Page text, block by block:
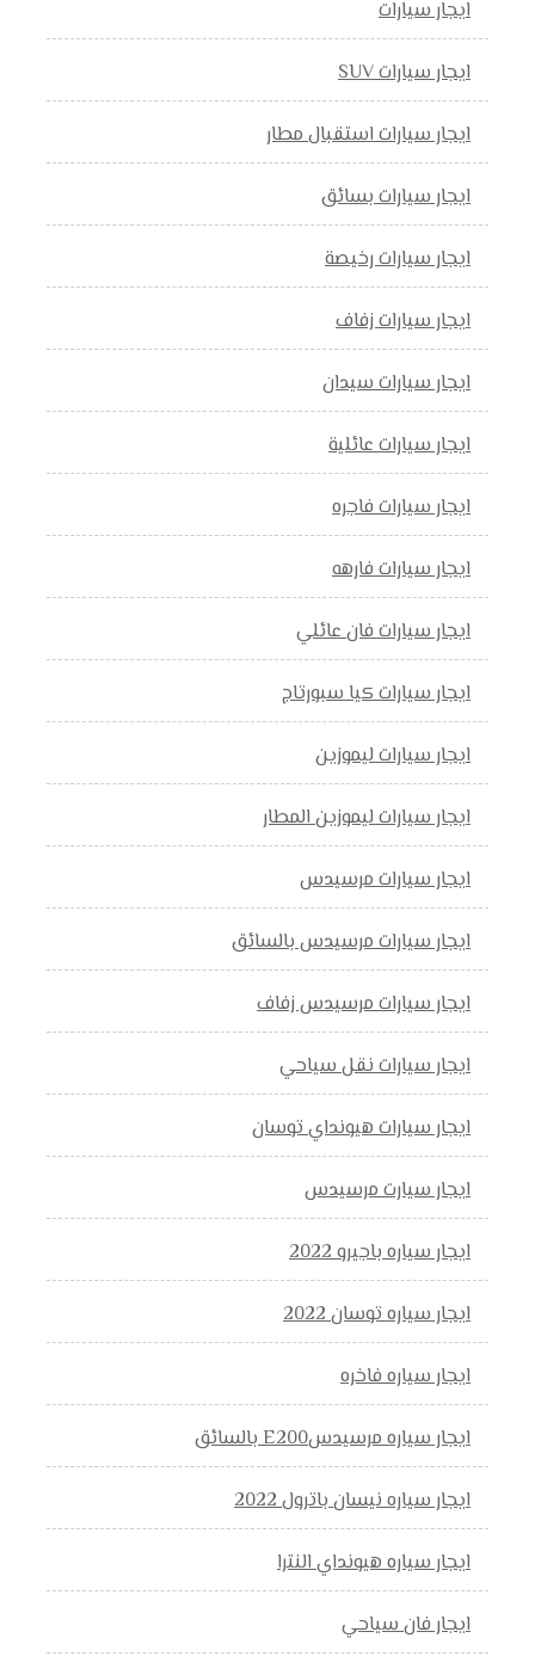
ايجار سيارات
ايجار سيارات SUV
ايجار سيارات استقبال مطار
ايجار سيارات بسائق
ايجار سيارات رخيصة
ايجار سيارات زفاف
ايجار سيارات سيدان
ايجار سيارات عائلية
ايجار سيارات فاجره
ايجار سيارات فارهه
ايجار سيارات فان عائلي
ايجار سيارات كيا سبورتاج
ايجار سيارات ليموزين
ايجار سيارات ليموزين المطار
ايجار سيارات مرسيدس
ايجار سيارات مرسيدس بالسائق
ايجار سيارات مرسيدس زفاف
ايجار سيارات نقل سياحي
ايجار سيارات هيونداي توسان
ايجار سيارت مرسيدس
ايجار سياره باجيرو 2022
ايجار سياره توسان 2022
ايجار سياره فاخره
ايجار سياره مرسيدسE200 بالسائق
ايجار سياره نيسان باترول 2022
ايجار سياره هيونداي النترا
ايجار فان سياحي